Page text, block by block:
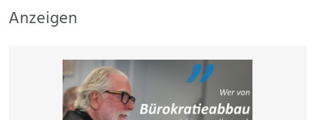
Anzeigen